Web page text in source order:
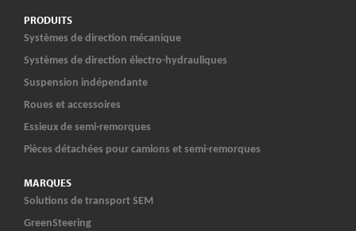
PRODUITS
Systèmes de direction mécanique
Systèmes de direction électro-hydrauliques
Suspension indépendante
Roues et accessoires
Essieux de semi-remorques
Pièces détachées pour camions et semi-remorques
MARQUES
Solutions de transport SEM
GreenSteering